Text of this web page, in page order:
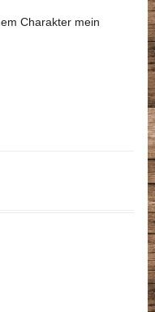
Charakter mein